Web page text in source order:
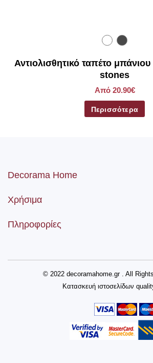
Αντιολισθητικό ταπέτο
stones
Από 20.90€
Περισσότερα
Decorama Home
Χρήσιμα
Πληροφορίες
© 2022 decoramahome.gr . All
Κατασκευή ιστοσελίδων